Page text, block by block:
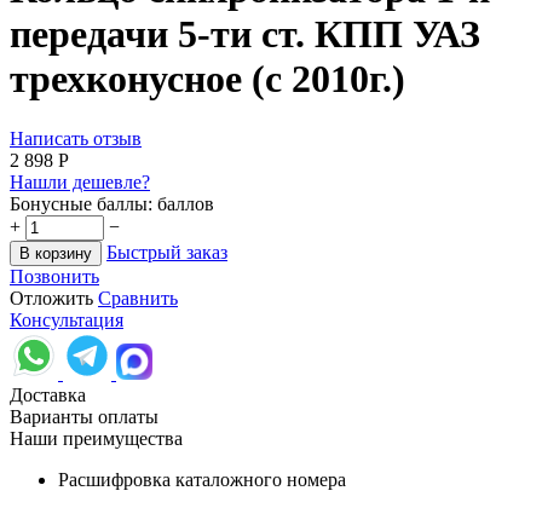
передачи 5-ти ст. КПП УАЗ
трехконусное (с 2010г.)
Написать отзыв
2 898 Р
Нашли дешевле?
Бонусные баллы: баллов
+
−
В корзину
Быстрый заказ
Позвонить
Отложить Сравнить
Консультация
Доставка
Варианты оплаты
Наши преимущества
Расшифровка каталожного номера